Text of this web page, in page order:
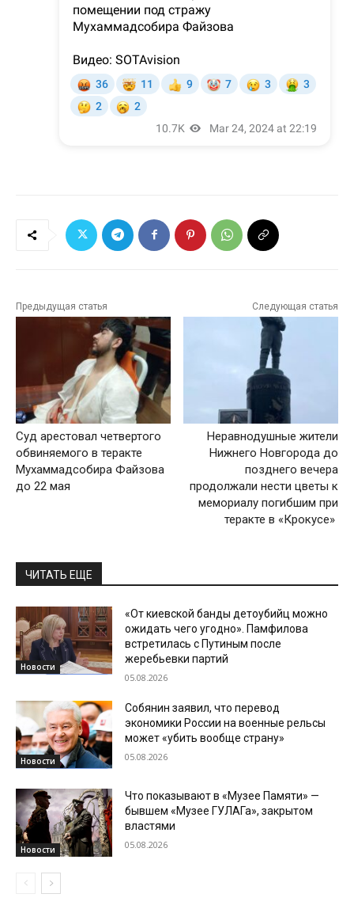
Предыдущая статья
Суд арестовал четвертого
обвиняемого в теракте
Мухаммадсобира Файзова
до 22 мая
Следующая статья
Неравнодушные жители
Нижнего Новгорода до
позднего вечера
продолжали нести цветы к
мемориалу погибшим при
теракте в «Крокусе»
ЧИТАТЬ ЕЩЕ
Новости
«От киевской банды детоубийц можно
ожидать чего угодно». Памфилова
встретилась с Путиным после
жеребьевки партий
05.08.2026
Новости
Собянин заявил, что перевод
экономики России на военные рельсы
может «убить вообще страну»
05.08.2026
Новости
Что показывают в «Музее Памяти» —
бывшем «Музее ГУЛАГа», закрытом
властями
05.08.2026